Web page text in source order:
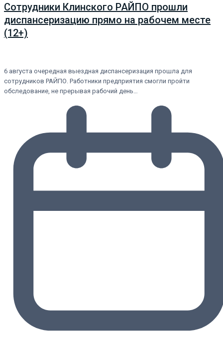
Сотрудники Клинского РАЙПО прошли
диспансеризацию прямо на рабочем месте
(12+)
6 августа очередная выездная диспансеризация прошла для
сотрудников РАЙПО. Работники предприятия смогли пройти
обследование, не прерывая рабочий день…